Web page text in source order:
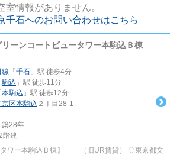
室情報がありません。
千石へのお問い合わせはこちら
ーンコートビュータワー本駒込Ｂ棟
線 「 千石 」駅 徒歩4分
駒込 」駅 徒歩11分
本駒込 」駅 徒歩12分
京区本駒込 ２丁目28-1
築28年
階建
Ｂ棟】 （旧UR賃貸） ◇東京都文